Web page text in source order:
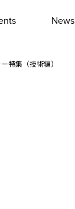
News
特集（技術編）